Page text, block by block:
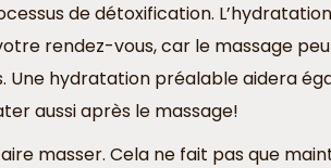
de détoxification.
rendez-vous, car le massage
hydratation préalable aidera
aussi après le massage!
masser. Cela ne fait pas que